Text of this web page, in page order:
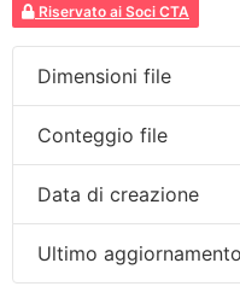
Riservato ai Soci CTA
Dimensioni file
Conteggio file
Data di creazione
Ultimo aggiornamento